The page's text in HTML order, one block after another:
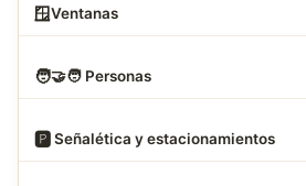
🪟Ventanas
🧑‍🤝‍🧑 Personas
🅿️ Señalética y estacionamientos